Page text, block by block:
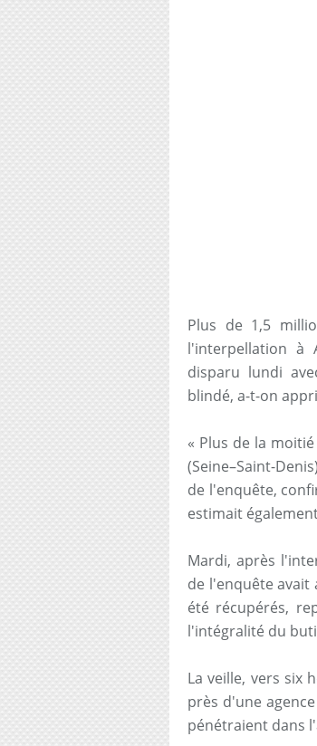
Plus de 1,5
l'interpellation à
disparu lundi
blindé, a-t-on
« Plus de la
(Seine–Saint-
de l'enquête,
estimait
Mardi, après
de l'enquête avait
été récupérés,
l'intégralité du
La veille, vers six
près d'une
pénétraient dans